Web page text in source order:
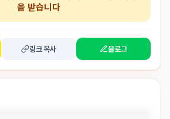
을 받습니다
링크 복사 블로그